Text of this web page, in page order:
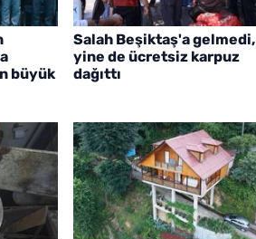
büyük
Salah Beşiktaş'a gelmedi,
yine de ücretsiz karpuz
dağıttı